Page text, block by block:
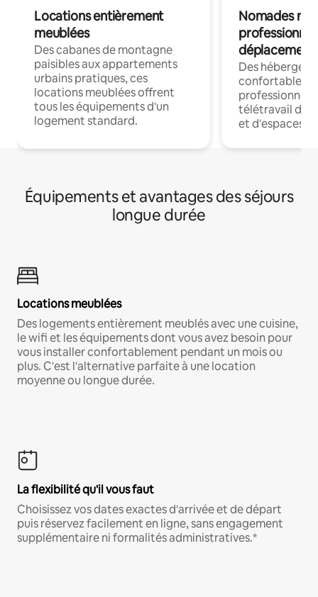
Locations entièrement
meublées
Des cabanes de montagne
paisibles aux appartements
urbains pratiques, ces
locations meublées offrent
tous les équipements d'un
logement standard.
Nomades
déplacement
Des
confortables
professionnels
télétravail
et d'espaces
Équipements et avantages des séjours
longue durée
Locations meublées
Des logements entièrement meublés avec une cuisine,
le wifi et les équipements dont vous avez besoin pour
vous installer confortablement pendant un mois ou
plus. C'est l'alternative parfaite à une location
moyenne ou longue durée.
La flexibilité qu'il vous faut
Choisissez vos dates exactes d'arrivée et de départ
puis réservez facilement en ligne, sans engagement
supplémentaire ni formalités administratives.*